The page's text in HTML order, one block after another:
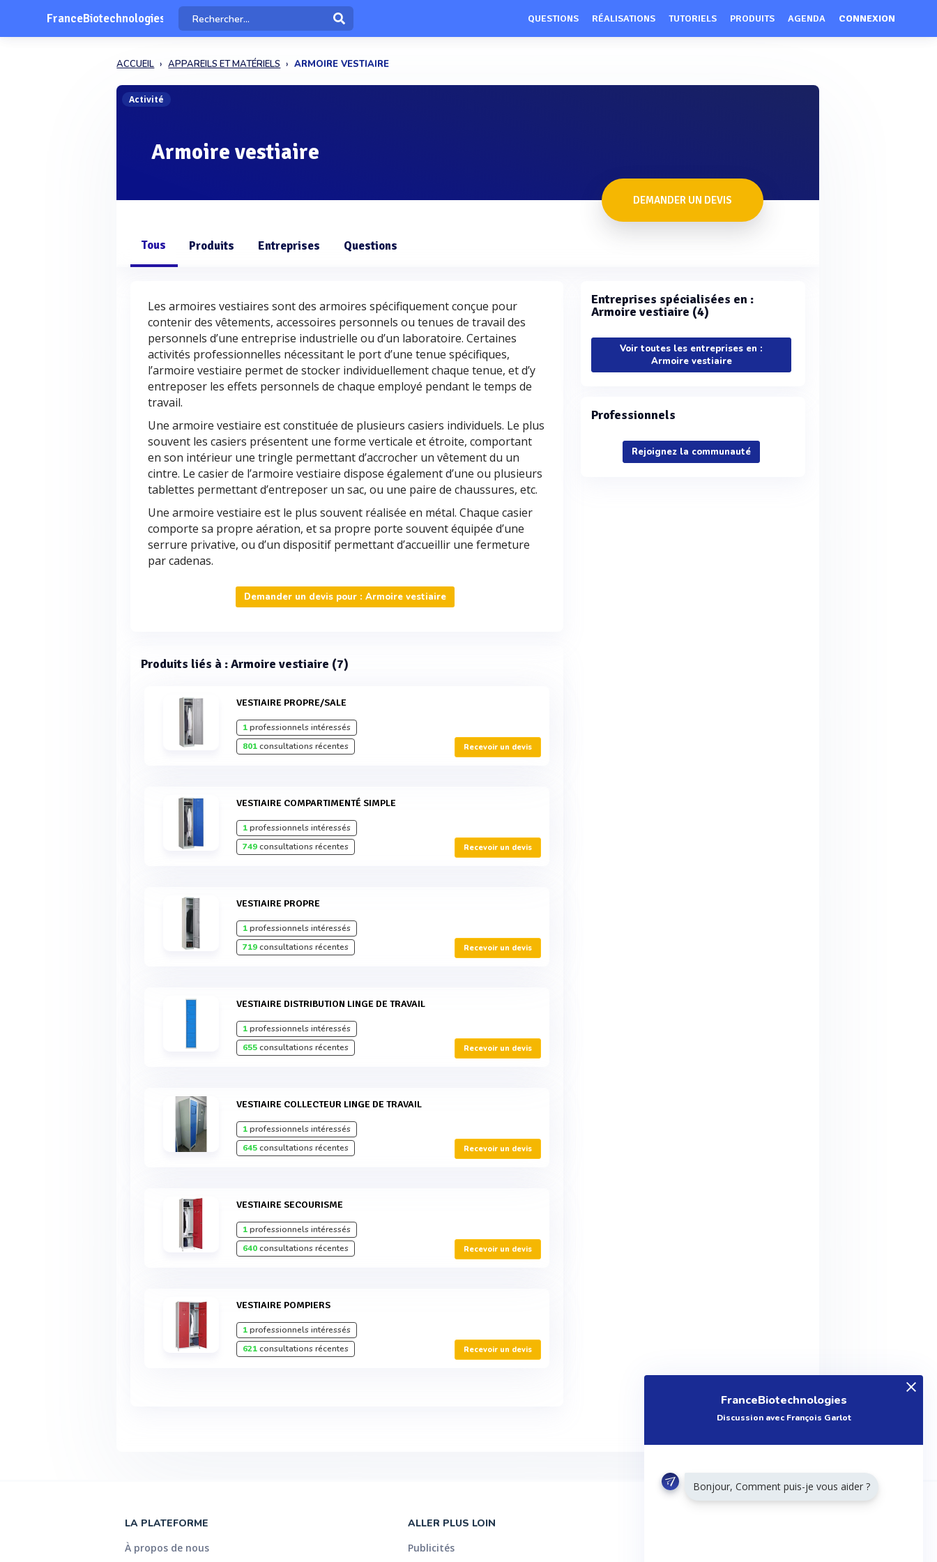
FranceBiotechnologies QUESTIONS RÉALISATIONS TUTORIELS PRODUITS AGENDA CONNEXION
ACCUEIL APPAREILS ET MATÉRIELS ARMOIRE VESTIAIRE
Activité
Armoire vestiaire
DEMANDER UN DEVIS
Tous Produits Entreprises Questions
Les armoires vestiaires sont des armoires spécifiquement conçue pour
contenir des vêtements, accessoires personnels ou tenues de travail des
personnels d’une entreprise industrielle ou d’un laboratoire. Certaines
activités professionnelles nécessitant le port d’une tenue spécifiques,
l’armoire vestiaire permet de stocker individuellement chaque tenue, et d’y
entreposer les effets personnels de chaque employé pendant le temps de
travail.
Une armoire vestiaire est constituée de plusieurs casiers individuels. Le plus
souvent les casiers présentent une forme verticale et étroite, comportant
en son intérieur une tringle permettant d’accrocher un vêtement du un
cintre. Le casier de l’armoire vestiaire dispose également d’une ou plusieurs
tablettes permettant d’entreposer un sac, ou une paire de chaussures, etc.
Une armoire vestiaire est le plus souvent réalisée en métal. Chaque casier
comporte sa propre aération, et sa propre porte souvent équipée d’une
serrure privative, ou d’un dispositif permettant d’accueillir une fermeture
par cadenas.
Demander un devis pour : Armoire vestiaire
Produits liés à : Armoire vestiaire (7)
VESTIAIRE PROPRE/SALE
1professionnels intéressés
801consultations récentes Recevoir un devis
VESTIAIRE COMPARTIMENTÉ SIMPLE
1professionnels intéressés
749consultations récentes Recevoir un devis
VESTIAIRE PROPRE
1professionnels intéressés
719consultations récentes Recevoir un devis
VESTIAIRE DISTRIBUTION LINGE DE TRAVAIL
1professionnels intéressés
655consultations récentes Recevoir un devis
VESTIAIRE COLLECTEUR LINGE DE TRAVAIL
1professionnels intéressés
645consultations récentes Recevoir un devis
VESTIAIRE SECOURISME
1professionnels intéressés
640consultations récentes Recevoir un devis
VESTIAIRE POMPIERS
1professionnels intéressés
621consultations récentes Recevoir un devis
Entreprises spécialisées en :
Armoire vestiaire (4)
Voir toutes les entreprises en :
Armoire vestiaire
Professionnels
Rejoignez la communauté
LA PLATEFORME
À propos de nous
ALLER PLUS LOIN
Publicités
FranceBiotechnologies
Discussion avec François Garlot
Bonjour, Comment puis-je vous aider ?